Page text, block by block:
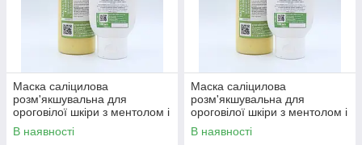
Маска саліцилова
розм'якшувальна для
ороговілої шкіри з ментолом і
евкаліптом Green Health
ПН-005, 100 мл
В наявності
Маска саліцилова
розм'якшувальна для
ороговілої шкіри з ментолом і
евкаліптом Green Health
ПН-005, 250 мл
В наявності